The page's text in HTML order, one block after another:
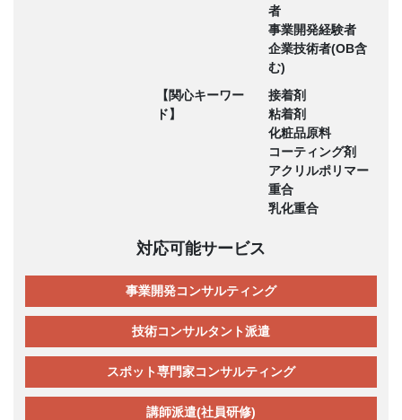
者
事業開発経験者
企業技術者(OB含
む)
【関心キーワー
ド】
接着剤
粘着剤
化粧品原料
コーティング剤
アクリルポリマー
重合
乳化重合
対応可能サービス
事業開発コンサルティング
技術コンサルタント派遣
スポット専門家コンサルティング
講師派遣(社員研修)